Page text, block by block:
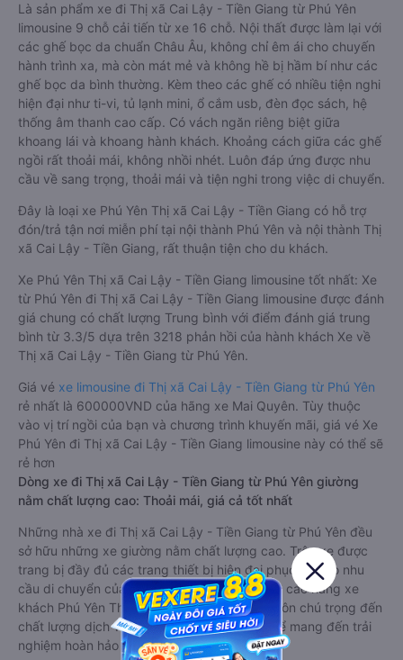
Là sản phẩm xe đi Thị xã Cai Lậy - Tiền Giang từ Phú Yên
limousine 9 chỗ cải tiến từ xe 16 chỗ. Nội thất được làm lại với
các ghế bọc da chuẩn Châu Âu, không chỉ êm ái cho chuyến
hành trình xa, mà còn mát mẻ và không hề bị hầm bí như các
ghế bọc da bình thường. Kèm theo các ghế có nhiều tiện nghi
hiện đại như ti-vi, tủ lạnh mini, ổ cắm usb, đèn đọc sách, hệ
thống âm thanh cao cấp. Có vách ngăn riêng biệt giữa
khoang lái và khoang hành khách. Khoảng cách giữa các ghế
ngồi rất thoải mái, không nhồi nhét. Luôn đáp ứng được nhu
cầu về sang trọng, thoải mái và tiện nghi trong việc di chuyển.
Đây là loại xe Phú Yên Thị xã Cai Lậy - Tiền Giang có hỗ trợ
đón/trả tận nơi miễn phí tại nội thành Phú Yên và nội thành Thị
xã Cai Lậy - Tiền Giang, rất thuận tiện cho du khách.
Xe Phú Yên Thị xã Cai Lậy - Tiền Giang limousine tốt nhất: Xe
từ Phú Yên đi Thị xã Cai Lậy - Tiền Giang limousine được đánh
giá chung có chất lượng Trung bình với điểm đánh giá trung
bình từ 3.3/5 dựa trên 3218 phản hồi của hành khách Xe về
Thị xã Cai Lậy - Tiền Giang từ Phú Yên.
Giá vé xe limousine đi Thị xã Cai Lậy - Tiền Giang từ Phú Yên
rẻ nhất là 600000VND của hãng xe Mai Quyên. Tùy thuộc
vào vị trí ngồi của bạn và chương trình khuyến mãi, giá vé Xe
Phú Yên đi Thị xã Cai Lậy - Tiền Giang limousine này có thể sẽ
rẻ hơn
Dòng xe đi Thị xã Cai Lậy - Tiền Giang từ Phú Yên giường
nằm chất lượng cao: Thoải mái, giá cả tốt nhất
Những nhà xe đi Thị xã Cai Lậy - Tiền Giang từ Phú Yên đều
sở hữu những xe giường nằm chất lượng cao. Trên xe được
trang bị đầy đủ các trang thiết bị hiện đại phục vụ cho nhu
cầu di chuyển của hành khách. Bên cạnh đó, các hãng xe
khách Phú Yên Thị xã Cai Lậy - Tiền Giang luôn chú trọng đến
chất lượng dịch vụ, không ngừng cải thiện để mang đến trải
nghiệm hoàn hảo cho hành khách.